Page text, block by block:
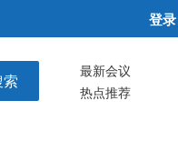
登录
最新会议
热点推荐